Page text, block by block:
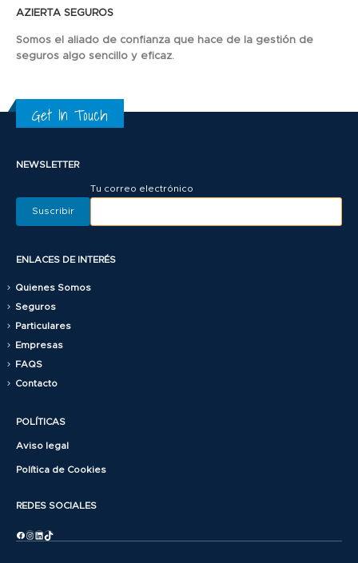
AZIERTA SEGUROS
Somos el aliado de confianza que hace de la gestión de
seguros algo sencillo y eficaz.
Get In Touch
NEWSLETTER
Tu correo electrónico
ENLACES DE INTERÉS
Quienes Somos
Seguros
Particulares
Empresas
FAQS
Contacto
POLÍTICAS
Aviso legal
Política de Cookies
REDES SOCIALES
Facebook
Instagram
LinkedIn
TikTok